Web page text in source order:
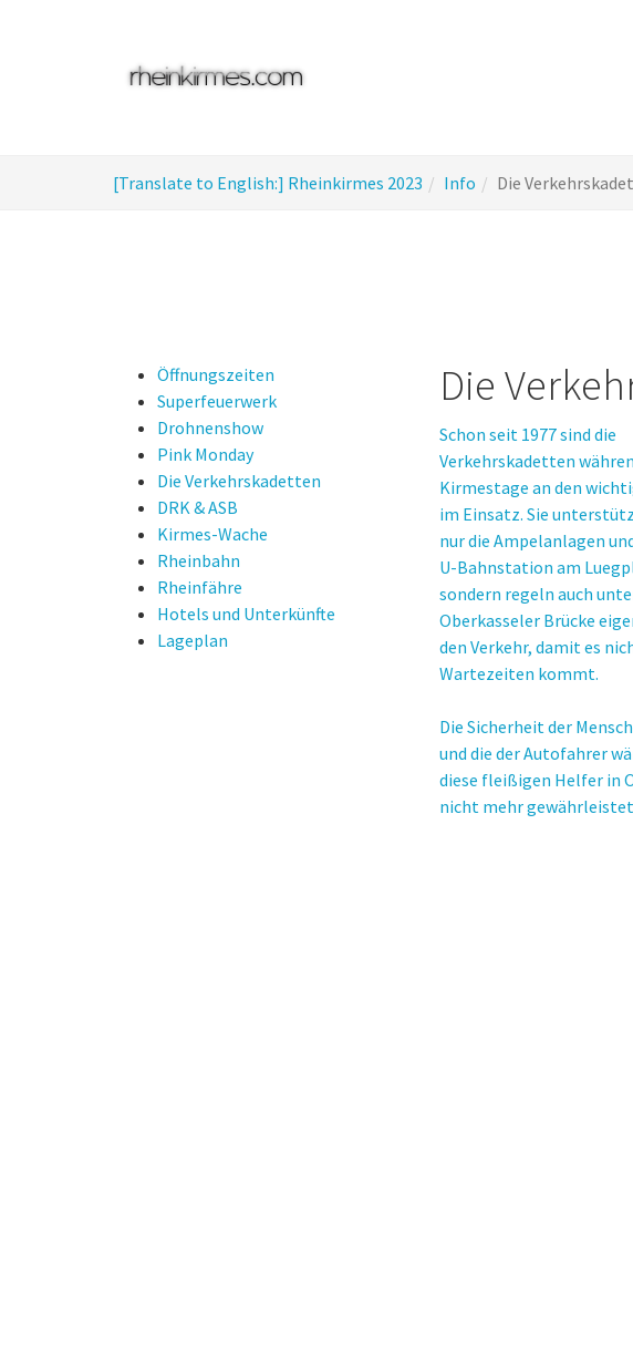
are
[Translate to English:] Rheinkirmes 2023 Info Die
Öffnungszeiten
Superfeuerwerk
Drohnenshow
Pink Monday
Die Verkehrskadetten
DRK & ASB
Kirmes-Wache
Rheinbahn
Rheinfähre
Hotels und Unterkünfte
Lageplan
Die
Schon seit 1977 sind die
Verkehrskadetten
Kirmestage an den
im Einsatz. Sie
nur die Ampelanlagen
U-Bahnstation am
sondern regeln auch
Oberkasseler Brücke
den Verkehr, damit es
Wartezeiten kommt.
Die Sicherheit der
und die der Autofahrer
diese fleißigen Helfer in
nicht mehr